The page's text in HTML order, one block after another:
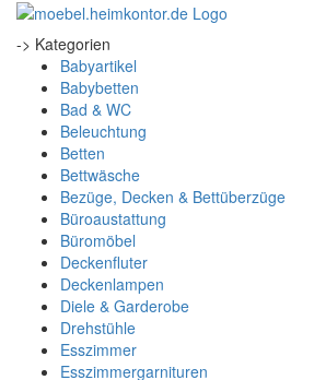
-> Kategorien
Babyartikel
Babybetten
Bad & WC
Beleuchtung
Betten
Bettwäsche
Bezüge, Decken & Bettüberzüge
Büroaustattung
Büromöbel
Deckenfluter
Deckenlampen
Diele & Garderobe
Drehstühle
Esszimmer
Esszimmergarnituren